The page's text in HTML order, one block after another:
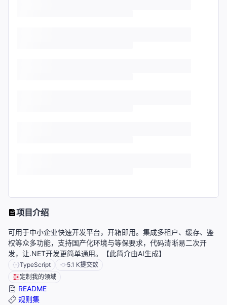
项目介绍
可用于中小企业快速开发平台，开箱即用。集成多租户、缓存、鉴
权等众多功能，支持国产化环境与等保要求，代码清晰易二次开
发，让.NET开发更简单通用。【此简介由AI生成】
TypeScript 5.1 K提交数
定制我的领域
README
规则集